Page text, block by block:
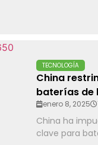
TECNOLOGÍA
China
baterías de
enero 8, 2025
China ha
clave para